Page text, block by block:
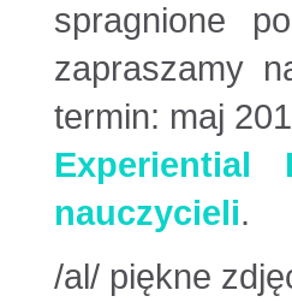
spragnione
zapraszamy
termin: maj
nauczycieli.
/al/ piękne